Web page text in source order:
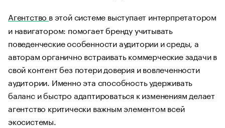
Агентство в этой системе выступает интерпретатором
и навигатором: помогает бренду учитывать
поведенческие особенности аудитории и среды, а
авторам органично встраивать коммерческие задачи в
свой контент без потери доверия и вовлеченности
аудитории. Именно эта способность удерживать
баланс и быстро адаптироваться к изменениям делает
агентство критически важным элементом всей
экосистемы.